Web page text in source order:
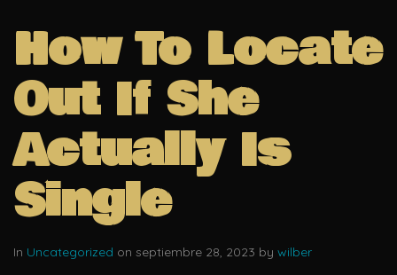
How To Locate
Out If She
Actually Is
Single
In Uncategorized on septiembre 28, 2023 by wilber